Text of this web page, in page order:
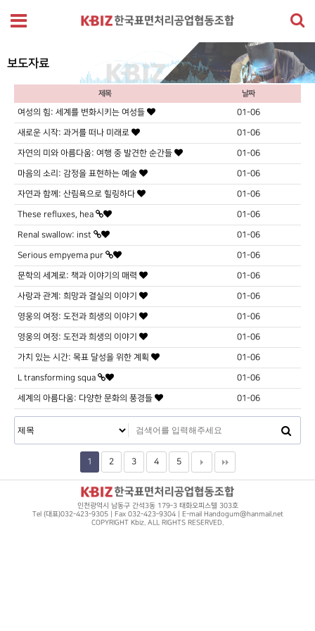
보도자료
제목 날짜
여성의 힘: 세계를 변화시키는 여성들 01-06
새로운 시작: 과거를 떠나 미래로 01-06
자연의 미와 아름다움: 여행 중 발견한 순간들 01-06
마음의 소리: 감정을 표현하는 예술 01-06
자연과 함께: 산림욕으로 힐링하다 01-06
These refluxes, hea 01-06
Renal swallow: inst 01-06
Serious empyema pur 01-06
문학의 세계로: 책과 이야기의 매력 01-06
사랑과 관계: 희망과 결실의 이야기 01-06
영웅의 여정: 도전과 희생의 이야기 01-06
영웅의 여정: 도전과 희생의 이야기 01-06
가치 있는 시간: 목표 달성을 위한 계획 01-06
L transforming squa 01-06
세계의 아름다움: 다양한 문화의 풍경들 01-06
1 2 3 4 5
인천광역시 남동구 간석3동 179-3 태화오피스텔 303호
Tel (대표)032-423-9305 | Fax 032-423-9304 | E-mail Handogum@hanmail.net
COPYRIGHT Kbiz. ALL RIGHTS RESERVED.